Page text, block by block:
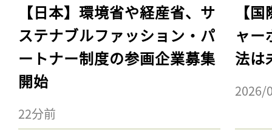
【日本】環境省や経産省、サ
ステナブルファッション・パ
ートナー制度の参画企業募集
開始
22分前
【
ャー
法は
2026/